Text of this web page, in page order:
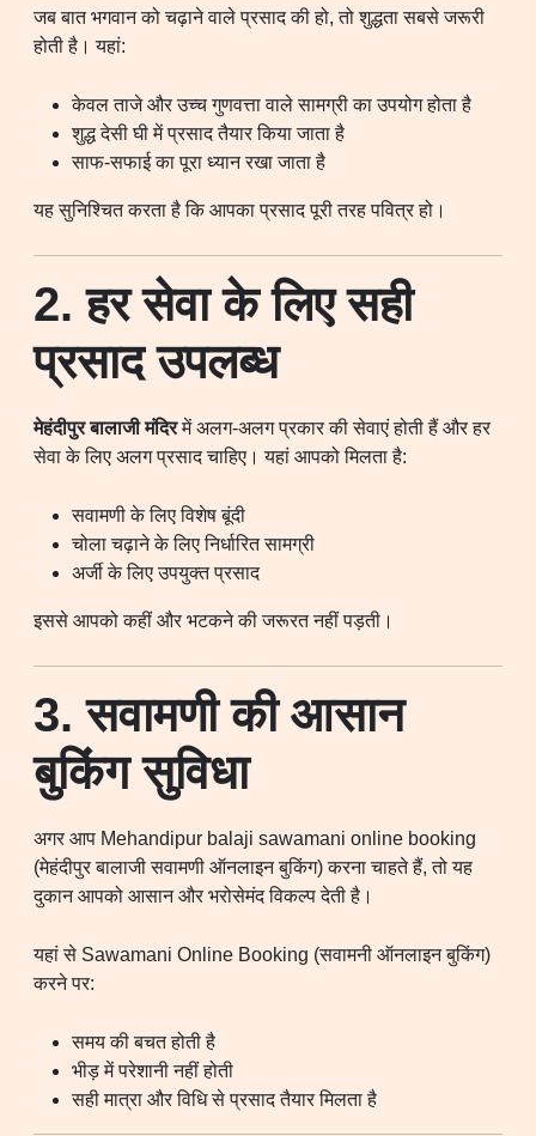
जब बात भगवान को चढ़ाने वाले प्रसाद की हो, तो शुद्धता सबसे जरूरी
होती है। यहां:
केवल ताजे और उच्च गुणवत्ता वाले सामग्री का उपयोग होता है
शुद्ध देसी घी में प्रसाद तैयार किया जाता है
साफ-सफाई का पूरा ध्यान रखा जाता है
यह सुनिश्चित करता है कि आपका प्रसाद पूरी तरह पवित्र हो।
2. हर सेवा के लिए सही
प्रसाद उपलब्ध
मेहंदीपुर बालाजी मंदिरमें अलग-अलग प्रकार की सेवाएं होती हैं और हर
सेवा के लिए अलग प्रसाद चाहिए। यहां आपको मिलता है:
सवामणी के लिए विशेष बूंदी
चोला चढ़ाने के लिए निर्धारित सामग्री
अर्जी के लिए उपयुक्त प्रसाद
इससे आपको कहीं और भटकने की जरूरत नहीं पड़ती।
3. सवामणी की आसान
बुकिंग सुविधा
अगर आप Mehandipur balaji sawamani online booking
(मेहंदीपुर बालाजी सवामणी ऑनलाइन बुकिंग) करना चाहते हैं, तो यह
दुकान आपको आसान और भरोसेमंद विकल्प देती है।
यहां से Sawamani Online Booking (सवामनी ऑनलाइन बुकिंग)
करने पर:
समय की बचत होती है
भीड़ में परेशानी नहीं होती
सही मात्रा और विधि से प्रसाद तैयार मिलता है